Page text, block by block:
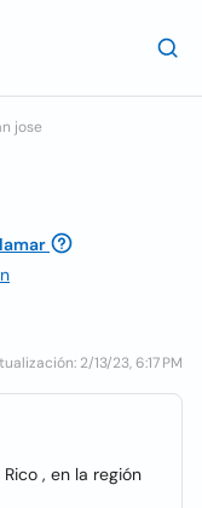
jose
2/13/23, 6:17 PM
, en la región